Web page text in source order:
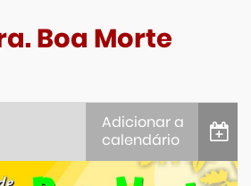
Boa Morte
Adicionar a
calendário
iCalendar